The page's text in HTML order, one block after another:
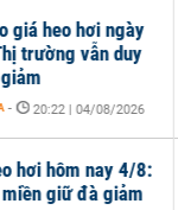
giá heo hơi ngày
trường vẫn duy
- 20:22 | 04/08/2026
hơi hôm nay 4/8:
miền giữ đà giảm